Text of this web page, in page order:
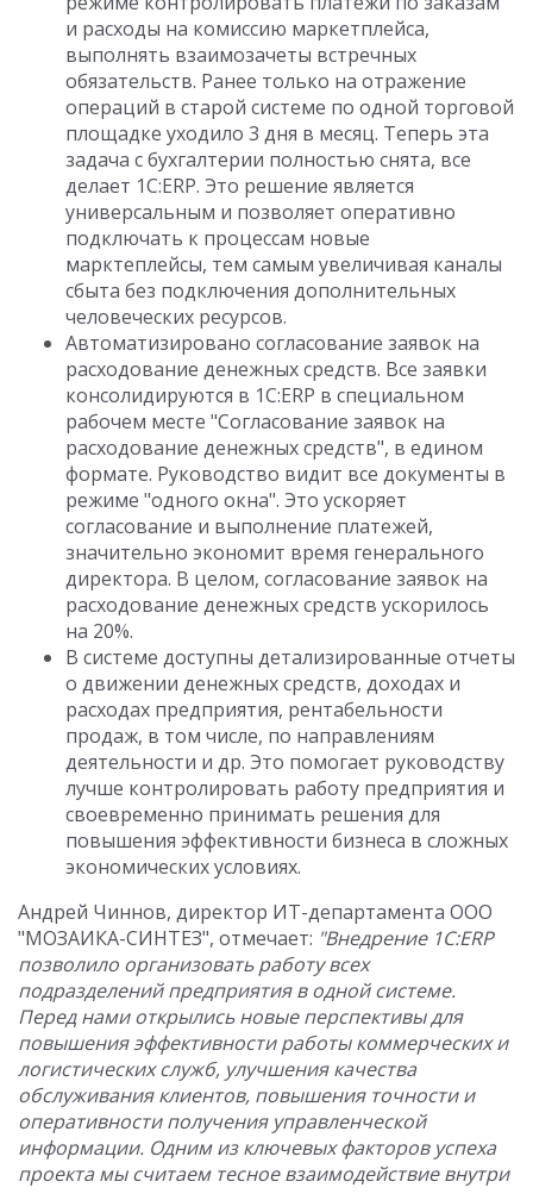
и расходы на комиссию маркетплейса,
выполнять взаимозачеты встречных
обязательств. Ранее только на отражение
операций в старой системе по одной торговой
площадке уходило 3 дня в месяц. Теперь эта
задача с бухгалтерии полностью снята, все
делает 1С:ERP. Это решение является
универсальным и позволяет оперативно
подключать к процессам новые
марктеплейсы, тем самым увеличивая каналы
сбыта без подключения дополнительных
человеческих ресурсов.
Автоматизировано согласование заявок на
расходование денежных средств. Все заявки
консолидируются в 1С:ERP в специальном
рабочем месте "Согласование заявок на
расходование денежных средств", в едином
формате. Руководство видит все документы в
режиме "одного окна". Это ускоряет
согласование и выполнение платежей,
значительно экономит время генерального
директора. В целом, согласование заявок на
расходование денежных средств ускорилось
на 20%.
В системе доступны детализированные отчеты
о движении денежных средств, доходах и
расходах предприятия, рентабельности
продаж, в том числе, по направлениям
деятельности и др. Это помогает руководству
лучше контролировать работу предприятия и
своевременно принимать решения для
повышения эффективности бизнеса в сложных
экономических условиях.
Андрей Чиннов, директор ИТ-департамента ООО
"МОЗАИКА-СИНТЕЗ", отмечает: "Внедрение 1С:ERP
позволило организовать работу всех
подразделений предприятия в одной системе.
Перед нами открылись новые перспективы для
повышения эффективности работы коммерческих и
логистических служб, улучшения качества
обслуживания клиентов, повышения точности и
оперативности получения управленческой
информации. Одним из ключевых факторов успеха
проекта мы считаем тесное взаимодействие внутри